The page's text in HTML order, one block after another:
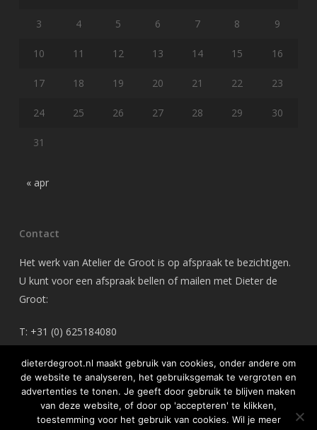
3 4 5 6 7 8 9
10 11 12 13 14 15 16
17 18 19 20 21 22 23
24 25 26 27 28 29 30
31
« apr
Contact
Het werk van Atelier de Groot is op afspraak te bezichtigen.
U kunt voor een afspraak bellen of mailen met Dieter de
Groot:
T: +31 (0) 625184080
dieterdegroot.nl maakt gebruik van cookies, onder andere om
de website te analyseren, het gebruiksgemak te vergroten en
advertenties te tonen. Je geeft door gebruik te blijven maken
van deze website, of door op 'accepteren' te klikken,
toestemming voor het gebruik van cookies. Wil je meer